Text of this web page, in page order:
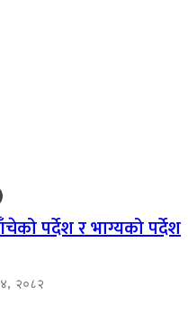
पर्देश र भाग्यको पर्देश
२०८२